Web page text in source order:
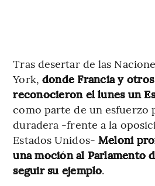
Tras desertar de las
York, donde Francia y otros
reconocieron el lunes un
como parte de un esfuerzo
duradera -frente a la
Estados Unidos- Meloni
una moción al Parlamento
seguir su ejemplo.